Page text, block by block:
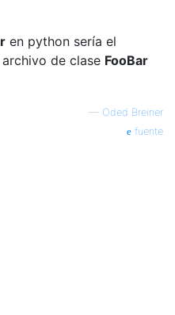
en python sería el
de clase FooBar
— Oded Breiner
fuente